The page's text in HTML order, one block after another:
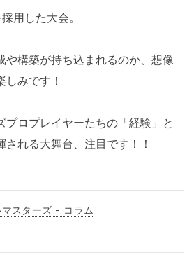
用した大会。
や構築が持ち込まれるのか、想像
みです！
プロプレイヤーたちの「経験」と
される大舞台、注目です！！
スターズ - コラム